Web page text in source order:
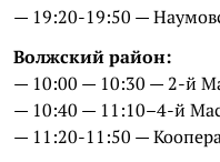
— 19:20-19:50 —
Волжский район:
— 10:00 — 10:30 — 2-й
— 10:40 — 11:10–4-й
— 11:20-11:50 —